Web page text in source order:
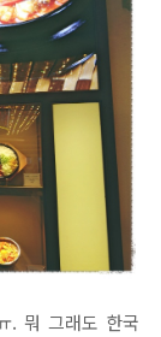
. 뭐 그래도 한국